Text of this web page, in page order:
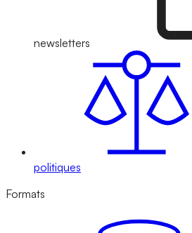
newsletters
politiques
Formats